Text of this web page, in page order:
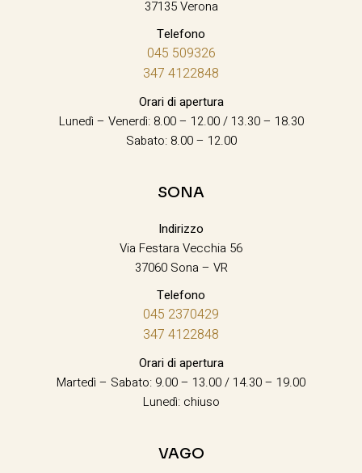
37135 Verona
Telefono
045 509326
347 4122848
Orari di apertura
Lunedì – Venerdì: 8.00 – 12.00 / 13.30 – 18.30
Sabato: 8.00 – 12.00
SONA
Indirizzo
Via Festara Vecchia 56
37060 Sona – VR
Telefono
045 2370429
347 4122848
Orari di apertura
Martedì – Sabato: 9.00 – 13.00 / 14.30 – 19.00
Lunedì: chiuso
VAGO